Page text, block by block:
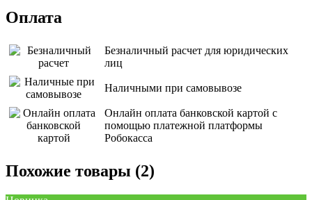
Оплата
Безналичный расчет для юридических
лиц
Наличными при самовывозе
Онлайн оплата банковской картой с
помощью платежной платформы
Робокасса
Похожие товары (2)